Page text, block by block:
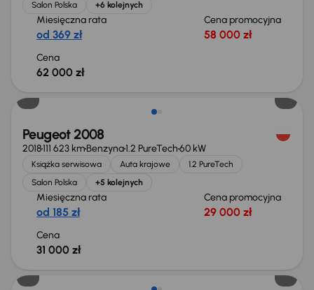
Salon Polska
+6 kolejnych
Miesięczna rata
od 369 zł
Cena promocyjna
58 000 zł
Cena
62 000 zł
Peugeot 2008
2018111 623 kmBenzyna1.2 PureTech60 kW
Książka serwisowa Auta krajowe
1.2 PureTech
Salon Polska
+5 kolejnych
Miesięczna rata
od 185 zł
Cena promocyjna
29 000 zł
Cena
31 000 zł